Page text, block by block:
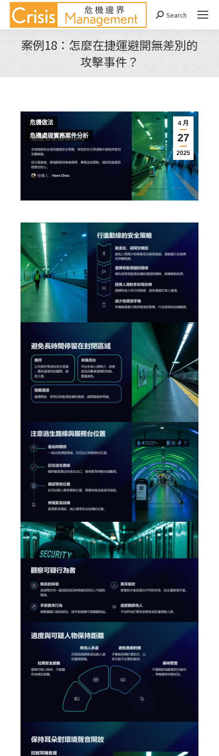
Search:
Search
案例18：怎麼在捷運避開無差別的
攻擊事件？
You are here:
4 月
27
2025
危機做法
危機處理實務案件分析